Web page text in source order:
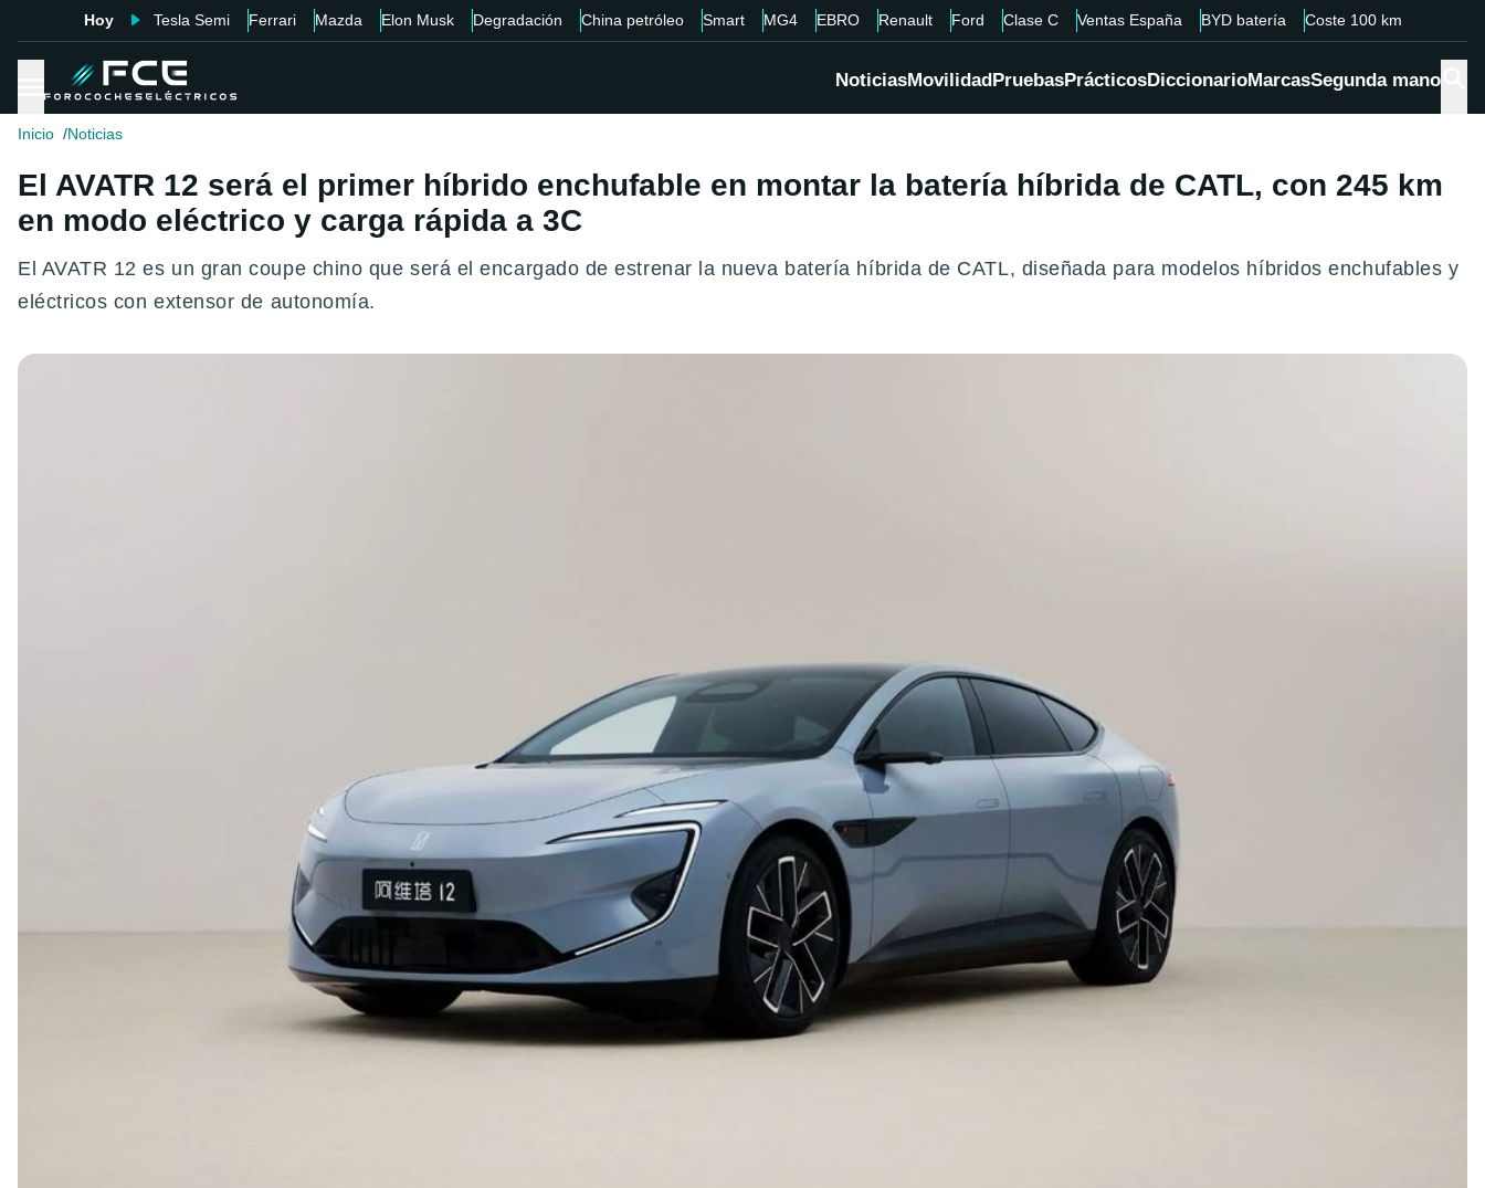
Hoy Tesla Semi Ferrari Mazda Elon Musk Degradación China petróleo Smart MG4 EBRO Renault Ford Clase C Ventas España BYD batería Coste 100 km
NoticiasMovilidadPruebasPrácticosDiccionarioMarcasSegunda mano
Inicio Noticias
El AVATR 12 será el primer híbrido enchufable en montar la batería híbrida de CATL, con 245 km
en modo eléctrico y carga rápida a 3C
El AVATR 12 es un gran coupe chino que será el encargado de estrenar la nueva batería híbrida de CATL, diseñada para modelos híbridos enchufables y
eléctricos con extensor de autonomía.